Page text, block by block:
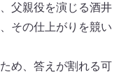
父親役を演じる酒井
その仕上がりを競い
め、答えが割れる可